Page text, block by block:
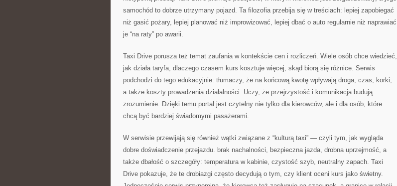
samochód to dobrze utrzymany pojazd. Ta filozofia przebija się w treściach: lepiej zapobiegać
niż gasić pożary, lepiej planować niż improwizować, lepiej dbać o auto regularnie niż naprawiać
je “na raty” po awarii.
Taxi Drive porusza też temat zaufania w kontekście cen i rozliczeń. Wiele osób chce wiedzieć,
jak działa taryfa, dlaczego czasem kurs kosztuje więcej, skąd biorą się różnice. Serwis
podchodzi do tego edukacyjnie: tłumaczy, że na końcową kwotę wpływają droga, czas, korki,
a także koszty prowadzenia działalności. Uczy, że przejrzystość i komunikacja budują
zrozumienie. Dzięki temu portal jest czytelny nie tylko dla kierowców, ale i dla osób, które
chcą być bardziej świadomymi pasażerami.
W serwisie przewijają się również wątki związane z “kulturą taxi” — czyli tym, jak wygląda
dobre doświadczenie przejazdu. brak nachalności, bezpieczna jazda, drobna uprzejmość, a
także dbałość o szczegóły: temperatura w kabinie, czystość szyb, neutralny zapach. Taxi
Drive pokazuje, że te drobiazgi często decydują o tym, czy klient oceni kurs jako świetny.